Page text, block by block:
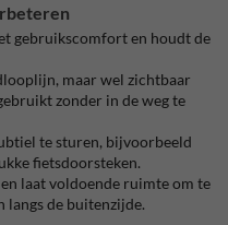
gebruikscomfort en houdt de
maar wel zichtbaar
zonder in de weg te
te sturen, bijvoorbeeld
fietsdoorsteken.
laat voldoende ruimte om te
langs de buitenzijde.